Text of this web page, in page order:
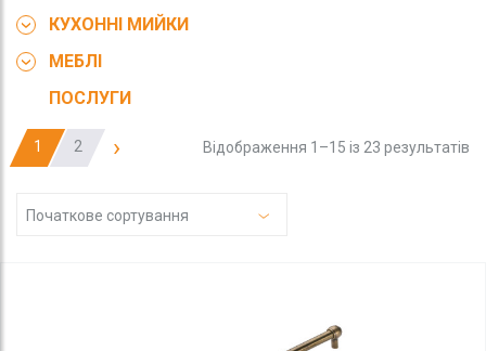
КУХОННІ МИЙКИ
МЕБЛІ
ПОСЛУГИ
1 2 › Відображення 1–15 із 23 результатів
Початкове сортування